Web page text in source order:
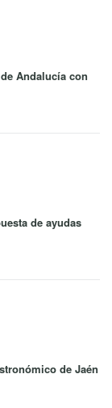
Andalucía con
de ayudas
de Jaén